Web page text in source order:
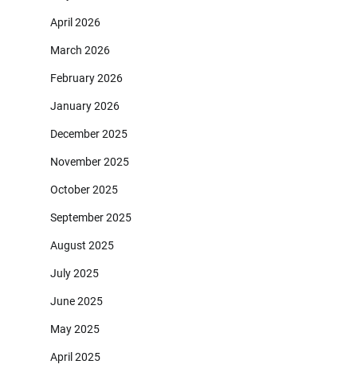
April 2026
March 2026
February 2026
January 2026
December 2025
November 2025
October 2025
September 2025
August 2025
July 2025
June 2025
May 2025
April 2025